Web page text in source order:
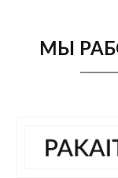
МЫ